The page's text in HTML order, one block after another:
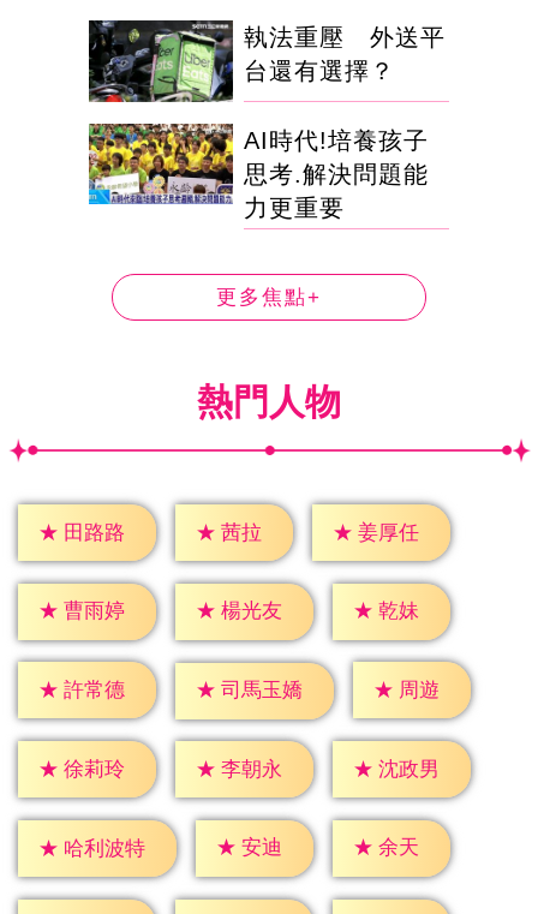
執法重壓 外送平
台還有選擇？
AI時代!培養孩子
思考.解決問題能
力更重要
更多焦點+
熱門人物
★ 田路路 ★ 茜拉 ★ 姜厚任
★ 曹雨婷 ★ 楊光友 ★ 乾妹
★ 許常德 ★ 司馬玉嬌 ★ 周遊
★ 徐莉玲 ★ 李朝永 ★ 沈政男
★ 哈利波特 ★ 安迪 ★ 余天